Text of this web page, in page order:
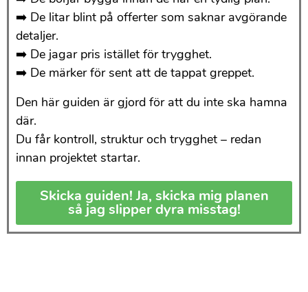
➡️ De litar blint på offerter som saknar avgörande
detaljer.
➡️ De jagar pris istället för trygghet.
➡️ De märker för sent att de tappat greppet.
Den här guiden är gjord för att du inte ska hamna
där.
Du får kontroll, struktur och trygghet – redan
innan projektet startar.
Skicka guiden! Ja, skicka mig planen
så jag slipper dyra misstag!